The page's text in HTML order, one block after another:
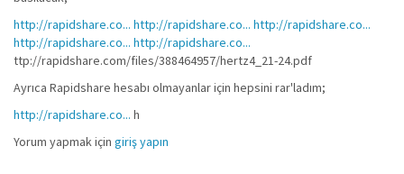
http://rapidshare.co... http://rapidshare.co... http://rapidshare.co...
http://rapidshare.co... http://rapidshare.co...
ttp://rapidshare.com/files/388464957/hertz4_21-24.pdf
Ayrıca Rapidshare hesabı olmayanlar için hepsini rar'ladım;
http://rapidshare.co... h
Yorum yapmak için giriş yapın